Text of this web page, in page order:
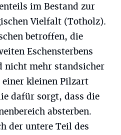
im Bestand zur
Vielfalt (Totholz).
betroffen, die
Eschensterbens
nicht mehr standsicher
einer kleinen Pilzart
dafür sorgt, dass die
absterben.
der untere Teil des